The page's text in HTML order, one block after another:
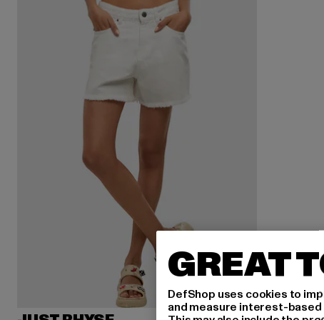
GREAT
DefShop uses cookies to
and measure interest-